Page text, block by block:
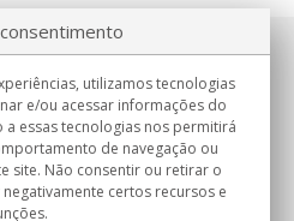
utilizamos tecnologias
e/ou acessar informações do
essas tecnologias nos permitirá
de navegação ou
site. Não consentir ou retirar o
certos recursos e